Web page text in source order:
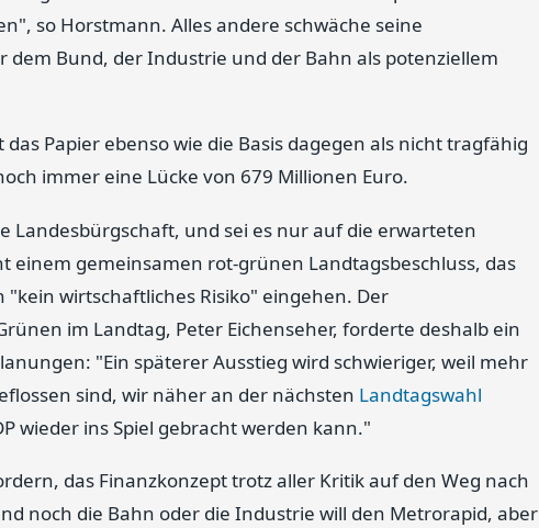
so Horstmann. Alles andere schwäche seine
Bund, der Industrie und der Bahn als potenziellem
Papier ebenso wie die Basis dagegen als nicht tragfähig
immer eine Lücke von 679 Millionen Euro.
Landesbürgschaft, und sei es nur auf die erwarteten
einem gemeinsamen rot-grünen Landtagsbeschluss, das
"kein wirtschaftliches Risiko" eingehen. Der
im Landtag, Peter Eichenseher, forderte deshalb ein
"Ein späterer Ausstieg wird schwieriger, weil mehr
sind, wir näher an der nächsten Landtagswahl
wieder ins Spiel gebracht werden kann."
das Finanzkonzept trotz aller Kritik auf den Weg nach
noch die Bahn oder die Industrie will den Metrorapid, aber